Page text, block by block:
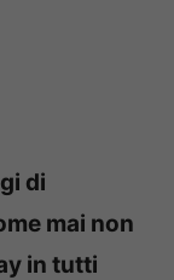
di
mai non
in tutti